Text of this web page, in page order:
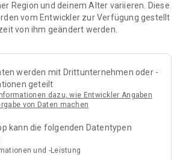
Region und deinem Alter variieren. Diese
vom Entwickler zur Verfügung gestellt
von ihm geändert werden.
werden mit Drittunternehmen oder -
geteilt
dazu, wie Entwickler Angaben
von Daten machen
kann die folgenden Datentypen
und -Leistung